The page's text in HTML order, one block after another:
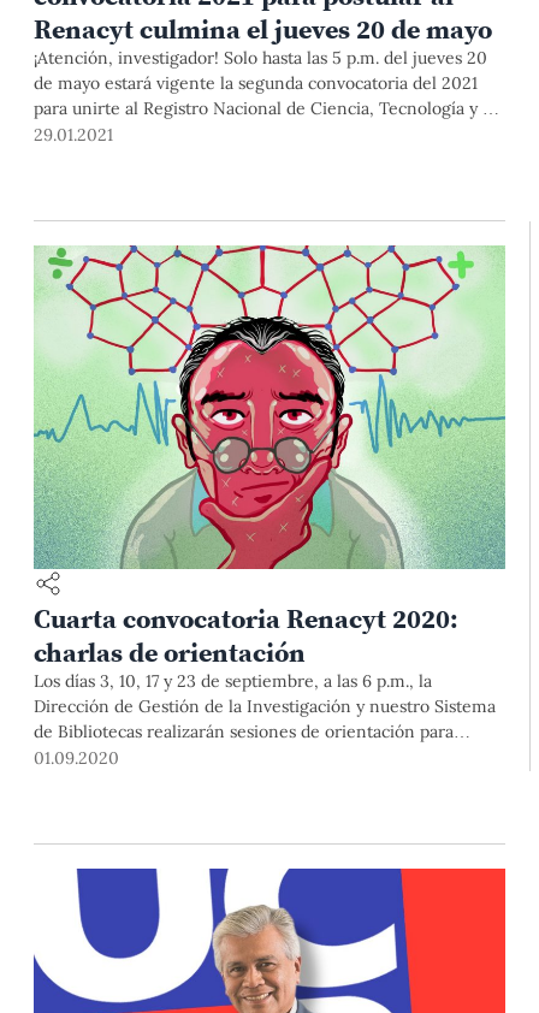
Renacyt culmina el jueves 20 de mayo
¡Atención, investigador! Solo hasta las 5 p.m. del jueves 20
de mayo estará vigente la segunda convocatoria del 2021
para unirte al Registro Nacional de Ciencia, Tecnología y de
Innovación Tecnológica (Renacyt). Formar parte de esta
enero pero que actualizaremos con las convocatorias
anuales.
29.01.2021
Cuarta convocatoria Renacyt 2020:
charlas de orientación
Los días 3, 10, 17 y 23 de septiembre, a las 6 p.m., la
Dirección de Gestión de la Investigación y nuestro Sistema
de Bibliotecas realizarán sesiones de orientación para
postular al Registro Nacional de Ciencia, Tecnología y de
01.09.2020